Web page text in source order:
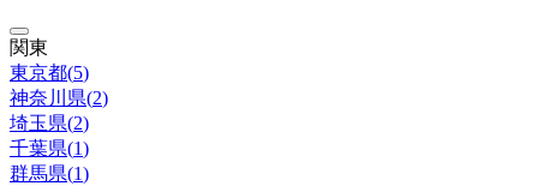
関東
東京都(5)
神奈川県(2)
埼玉県(2)
千葉県(1)
群馬県(1)